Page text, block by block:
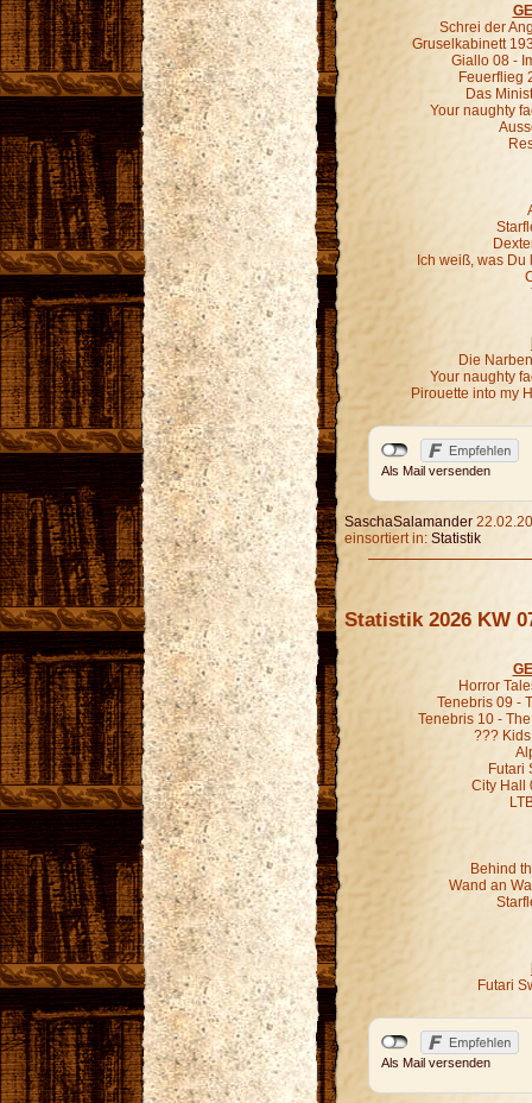
Schrei der
Gruselkabinett
Giallo 08 -
Feuerflieg
Das
Your naughty
Ich weiß, was
Die
Your naughty
Pirouette into my
Als Mail versenden
SaschaSalamander
einsortiert in: Statistik
Statistik 2026 KW
Horror
Tenebris 09 -
Tenebris 10 -
???
Futari
City Hall
Behind
Wand an
Futari
Als Mail versenden